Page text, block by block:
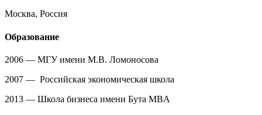
Москва, Россия
Образование
2006 — МГУ имени М.В. Ломоносова
2007 — Российская экономическая школа
2013 — Школа бизнеса имени Бута MBA